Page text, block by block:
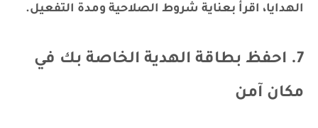
الهدايا، اقرأ بعناية شروط الصلاحية ومدة التفعيل.
7. احفظ بطاقة الهدية الخاصة بك في
مكان آمن